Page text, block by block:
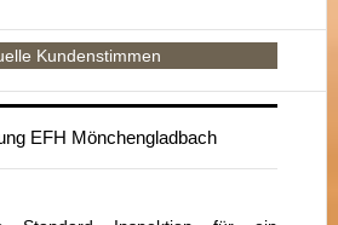
Kundenstimmen
EFH Mönchengladbach